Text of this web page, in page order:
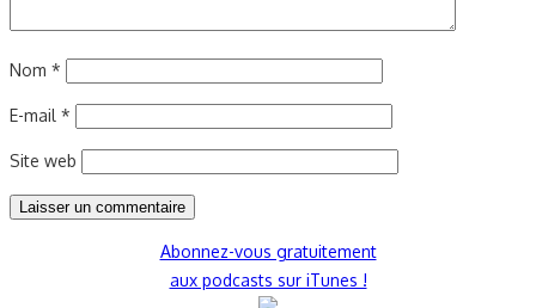
Nom *
E-mail *
Site web
Abonnez-vous gratuitement
aux podcasts sur iTunes !